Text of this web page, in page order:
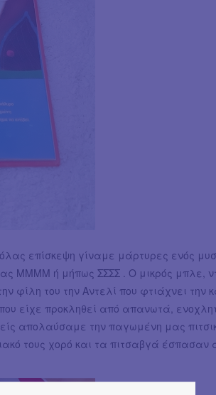
επίσκεψη γίναμε μάρτυρες ενός
ΜΜΜΜ ή μήπως ΣΣΣΣ . Ο μικρός μπλε,
φίλη του την Αντελί που φτιάχνει την
είχε προκληθεί από απανωτά,
απολαύσαμε την παγωμένη μας
τους χορό και τα πιτσαβγά